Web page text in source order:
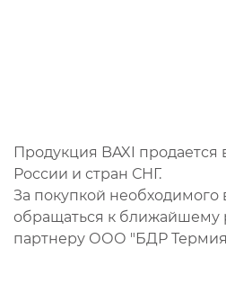
Продукция BAXI продается
России и стран СНГ.
За покупкой необходимого
обращаться к ближайшему
партнеру ООО "БДР